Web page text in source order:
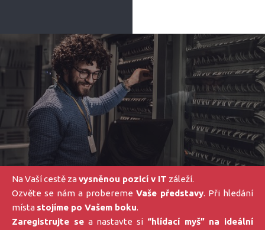
Na Vaší cestě zavysněnou pozicí v IT záleží.
Ozvěte se nám a probereme Vaše představy. Při hledání
místa stojíme po Vašem boku.
Zaregistrujte sea nastavte si “hlídací myš” na ideální